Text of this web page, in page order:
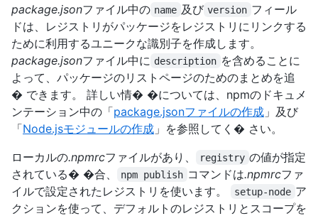
package.jsonファイル中の name 及び version フィール
ドは、レジストリがパッケージをレジストリにリンクする
ために利用するユニークな識別子を作成します。
package.jsonファイル中に description を含めることに
よって、パッケージのリストページのためのまとめを追
� できます。 詳しい情� �については、npmのドキュメ
ンテーション中の「package.jsonファイルの作成 」及び
「Node.jsモジュールの作成 」を参照してく� さい。
ローカルの.npmrcファイルがあり、 registry の値が指定
されている� �合、
npm publish コマンドは.npmrcファ
イルで設定されたレジストリを使います。
setup-node ア
クションを使って、デフォルトのレジストリとスコープを